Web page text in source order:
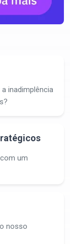
inadimplência
um
nosso